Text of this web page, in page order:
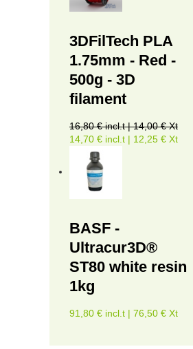
3DFilTech PLA
1.75mm - Red -
500g - 3D
filament
16,80 € incl.t | 14,00 € Xt
14,70 € incl.t | 12,25 € Xt
BASF -
Ultracur3D®
ST80 white resin
1kg
91,80 € incl.t | 76,50 € Xt